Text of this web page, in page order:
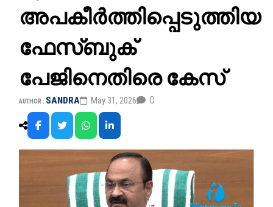
അപകീർത്തിപ്പെടുത്തിയ
ഫേസ്ബുക്
പേജിനെതിരെ കേസ്
AUTHOR : SANDRA May 31, 2026 0